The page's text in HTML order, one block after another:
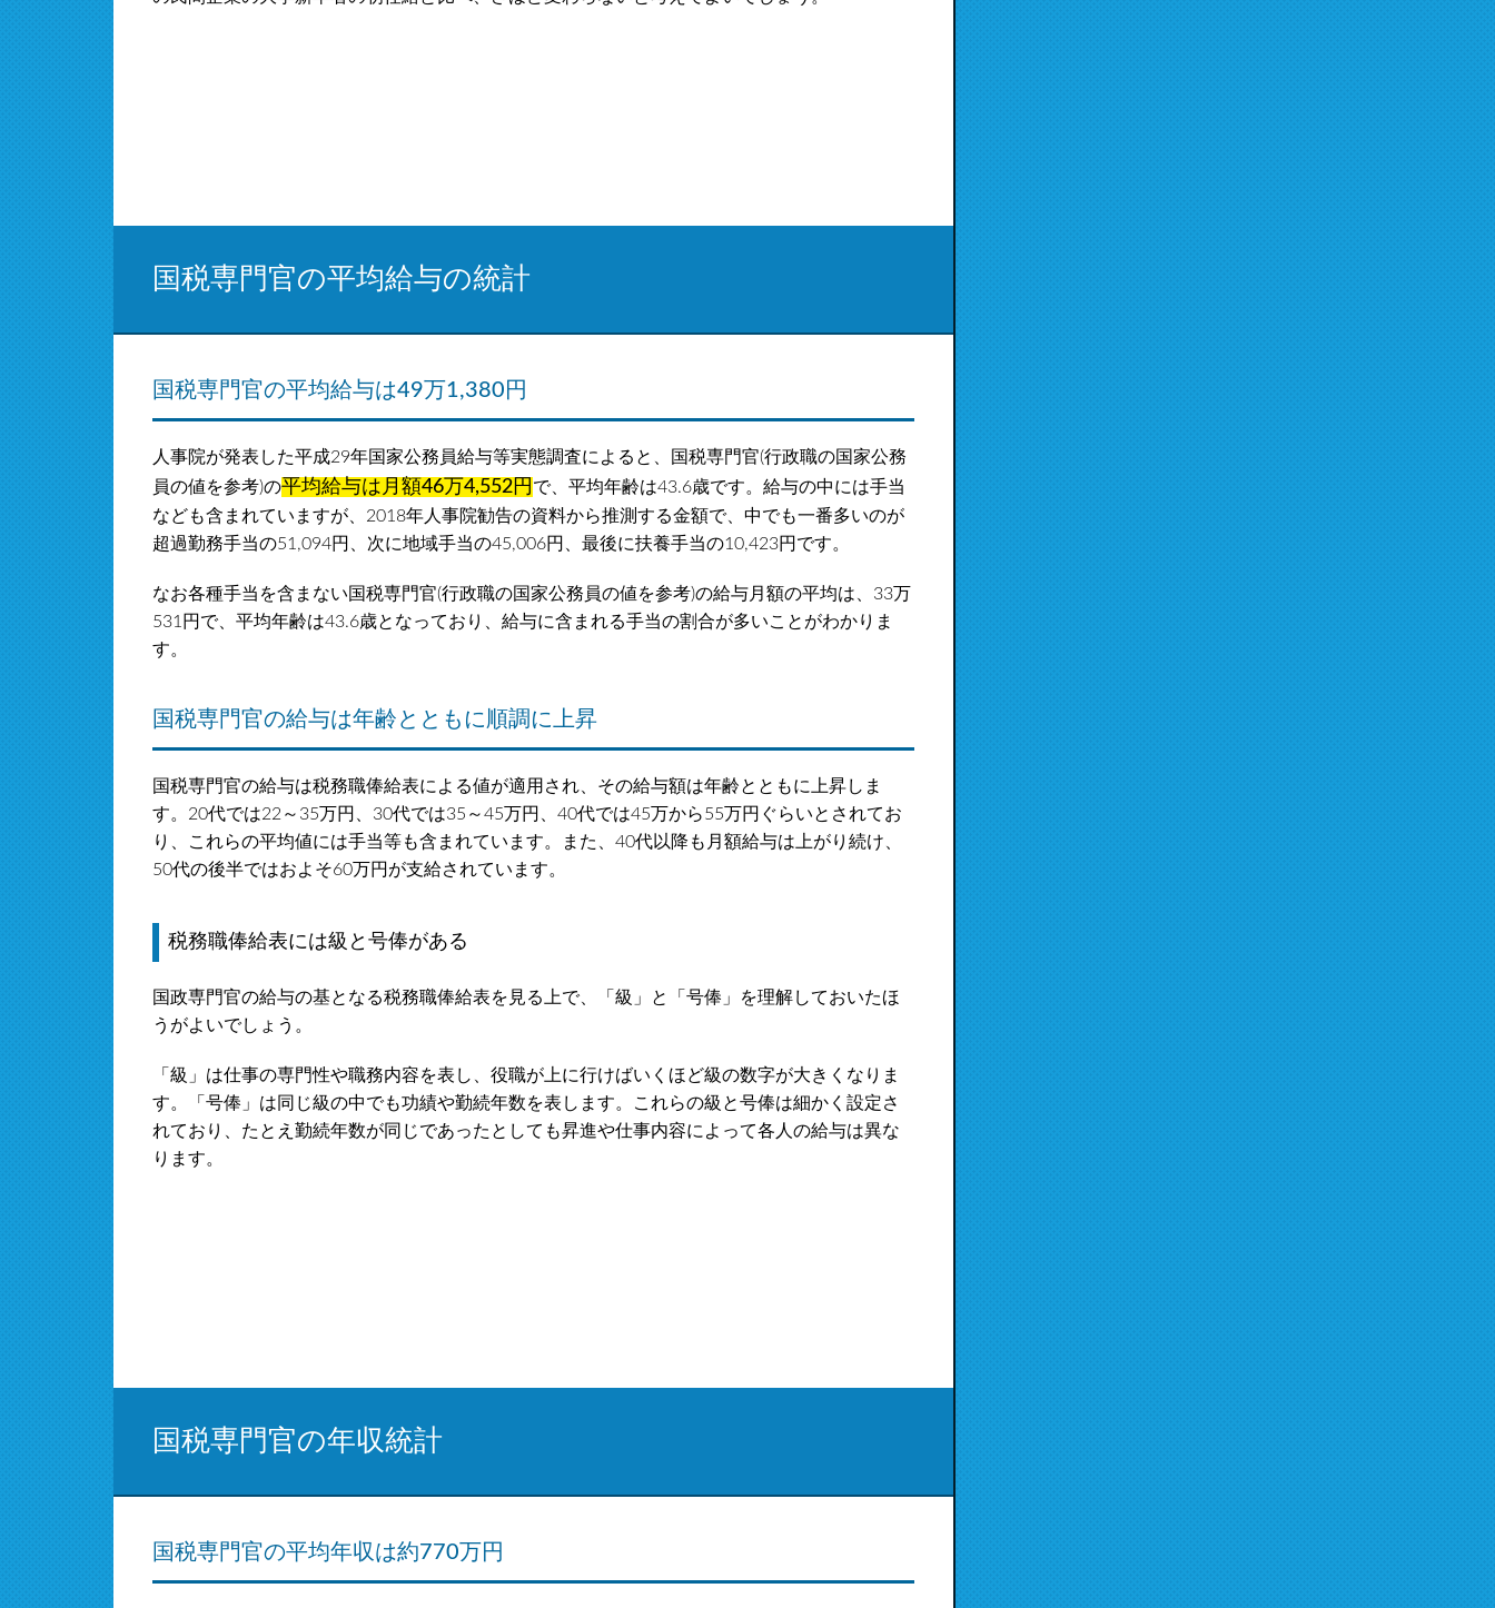
国税専門官の平均給与の統計
国税専門官の平均給与は49万1,380円
人事院が発表した平成29年国家公務員給与等実態調査によると、国税専門官(行政職の国家公務
員の値を参考)の平均給与は月額46万4,552円 で、平均年齢は43.6歳です。給与の中には手当
なども含まれていますが、2018年人事院勧告の資料から推測する金額で、中でも一番多いのが
超過勤務手当の51,094円、次に地域手当の45,006円、最後に扶養手当の10,423円です。
なお各種手当を含まない国税専門官(行政職の国家公務員の値を参考)の給与月額の平均は、33万
531円で、平均年齢は43.6歳となっており、給与に含まれる手当の割合が多いことがわかりま
す。
国税専門官の給与は年齢とともに順調に上昇
国税専門官の給与は税務職俸給表による値が適用され、その給与額は年齢とともに上昇しま
す。20代では22～35万円、30代では35～45万円、40代では45万から55万円ぐらいとされてお
り、これらの平均値には手当等も含まれています。また、40代以降も月額給与は上がり続け、
50代の後半ではおよそ60万円が支給されています。
税務職俸給表には級と号俸がある
国政専門官の給与の基となる税務職俸給表を見る上で、「級」と「号俸」を理解しておいたほ
うがよいでしょう。
「級」は仕事の専門性や職務内容を表し、役職が上に行けばいくほど級の数字が大きくなりま
す。「号俸」は同じ級の中でも功績や勤続年数を表します。これらの級と号俸は細かく設定さ
れており、たとえ勤続年数が同じであったとしても昇進や仕事内容によって各人の給与は異な
ります。
国税専門官の年収統計
国税専門官の平均年収は約770万円